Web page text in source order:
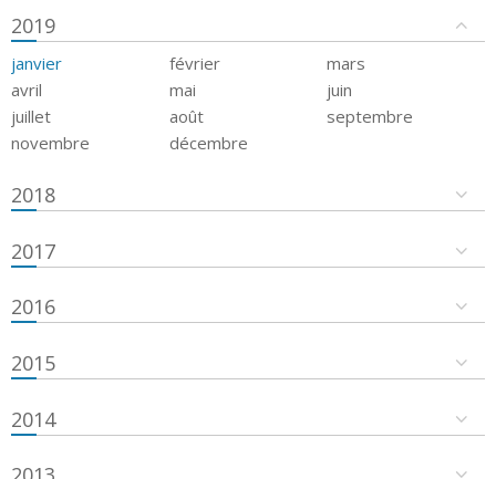
2019
janvier février
mars
avril
mai
juin
juillet
août
septembre
novembre
décembre
2018
2017
2016
2015
2014